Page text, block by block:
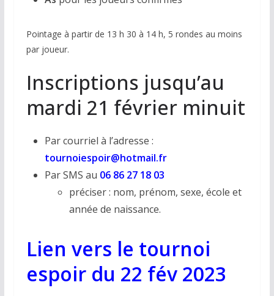
Pointage à partir de 13 h 30 à 14 h, 5 rondes au moins
par joueur.
Inscriptions jusqu’au
mardi 21 février minuit
Par courriel à l’adresse :
tournoiespoir@hotmail.fr
Par SMS au 06 86 27 18 03
préciser : nom, prénom, sexe, école et
année de naissance.
Lien vers le tournoi
espoir du 22 fév 2023